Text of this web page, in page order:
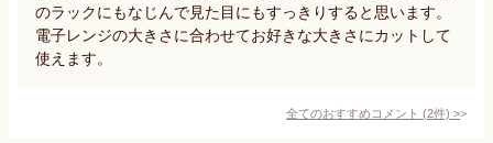
のラックにもなじんで見た目にもすっきりすると思います。
電子レンジの大きさに合わせてお好きな大きさにカットして
使えます。
全てのおすすめコメント (2件) >